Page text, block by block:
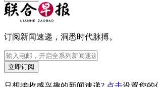
订阅新闻速递，洞悉时代脉搏。
立即订阅